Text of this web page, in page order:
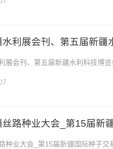
利展会刊、第五届新疆
展会刊、第五届新疆水利科技博
国际会展中心2025新疆水利展会刊
路种业大会_第15届新
种业大会_第15届新疆国际种子